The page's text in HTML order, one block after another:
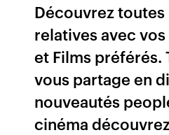
Découvrez
relatives avec
et Films préférés.
vous partage en
nouveautés
cinéma